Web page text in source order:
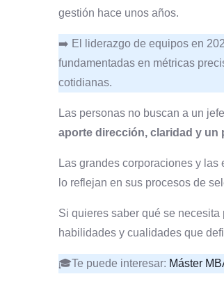
gestión hace unos años.
➡️ El liderazgo de equipos en
fundamentadas en métricas
cotidianas.
Las personas no buscan a un
aporte dirección, claridad y un
Las grandes corporaciones y
lo reflejan en sus procesos de
Si quieres saber qué se
habilidades y cualidades que
🎓Te puede interesar: Máster